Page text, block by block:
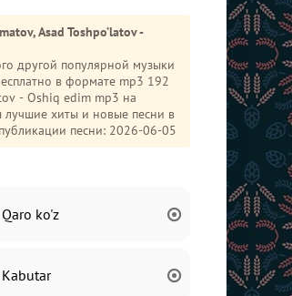
Asad Toshpo’latov -
другой популярной музыки
в формате mp3 192
лучшие хиты и новые песни в
песни: 2026-06-05
ko'z